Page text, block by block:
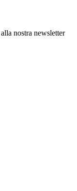
nostra newsletter